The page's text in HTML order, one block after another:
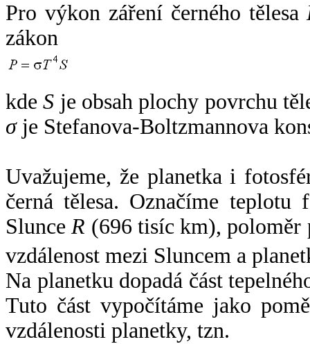
Pro výkon záření černého tělesa
zákon
kdeS je obsah plochy povrchu
σje Stefanova-Boltzmannova
Uvažujeme, že planetka i
černá tělesa. Označíme
SlunceR (696 tisíc km),
vzdálenost mezi Sluncem a
Na planetku dopadá část
Tuto část vypočítáme jako
vzdálenosti planetky, tzn.